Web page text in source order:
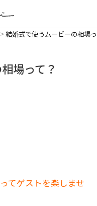
>結婚式で使うムービーの相場
場って？
てゲストを楽しませ